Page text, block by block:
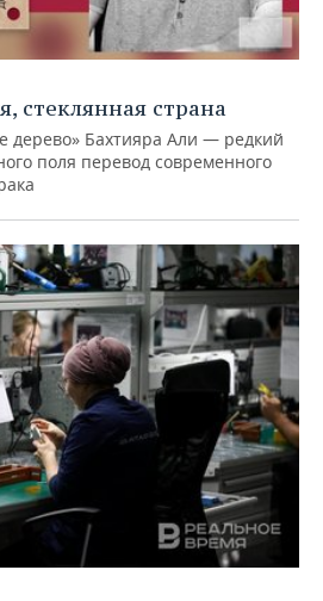
стеклянная страна
дерево» Бахтияра Али — редкий
поля перевод современного